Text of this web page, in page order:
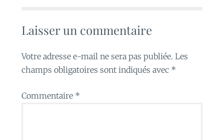
Laisser un commentaire
Votre adresse e-mail ne sera pas publiée. Les
champs obligatoires sont indiqués avec *
Commentaire *